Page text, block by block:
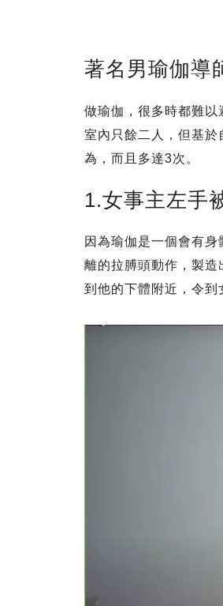
著名男瑜伽導
做瑜伽，很多時都難
室內只餘二人，但基
為，而且多達3次。
1.女事主左手
因為瑜伽是一個會有
離的拉膊頭動作，製
到他的下體附近，令到